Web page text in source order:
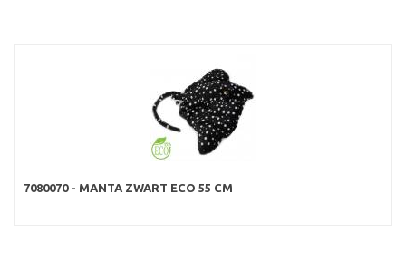
7080070 - MANTA ZWART ECO 55 CM